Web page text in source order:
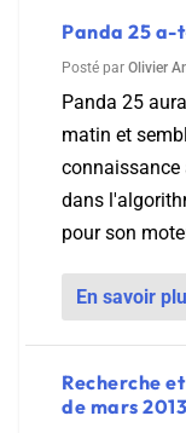
Panda 25 a-
Posté par Olivier
Panda 25
matin et
dans
pour son
En savoir
Recherche
de mars